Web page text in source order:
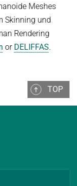
Meshes
Skinning und
Rendering
or DELIFFAS.
TOP